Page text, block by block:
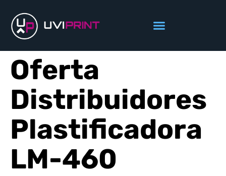
Oferta
Distribuidores
Plastificadora
LM-460